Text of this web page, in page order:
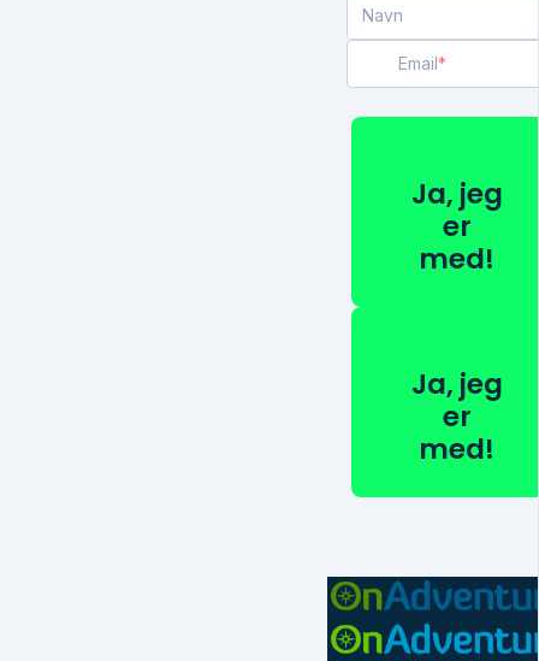
Navn
Email
Ja, jeg
er
med!
Ja, jeg
er
med!